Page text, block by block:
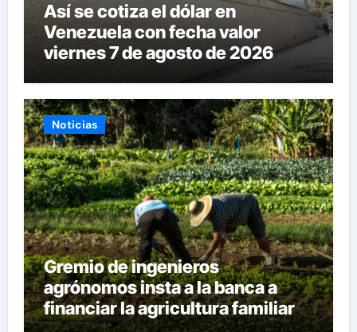
Así se cotiza el dólar en
Venezuela con fecha valor
viernes 7 de agosto de 2026
Noticias
Gremio de ingenieros
agrónomos insta a la banca a
financiar la agricultura familiar